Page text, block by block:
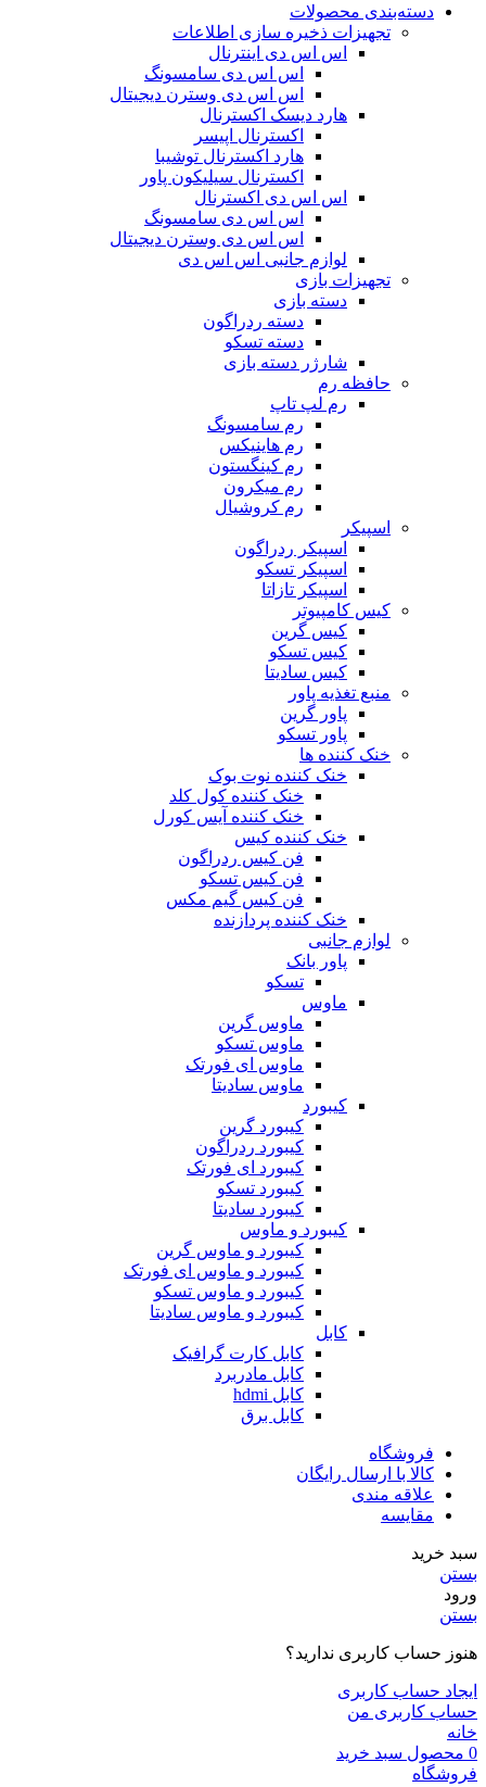
دسته‌بندی محصولات
تجهیزات ذخیره سازی اطلاعات
اس اس دی اینترنال
اس اس دی سامسونگ
اس اس دی وسترن دیجیتال
هارد دیسک اکسترنال
اکسترنال اپیسر
هارد اکسترنال توشیبا
اکسترنال سیلیکون پاور
اس اس دی اکسترنال
اس اس دی سامسونگ
اس اس دی وسترن دیجیتال
لوازم جانبی اس اس دی
تجهیزات بازی
دسته بازی
دسته ردراگون
دسته تسکو
شارژر دسته بازی
حافظه رم
رم لپ تاپ
رم سامسونگ
رم هاینیکس
رم کینگستون
رم میکرون
رم کروشیال
اسپیکر
اسپیکر ردراگون
اسپیکر تسکو
اسپیکر تازاتا
کیس کامپیوتر
کیس گرین
کیس تسکو
کیس سادیتا
منبع تغذیه‌ پاور
پاور گرین
پاور تسکو
خنک کننده ها
خنک کننده نوت بوک
خنک کننده کول کلد
خنک کننده آیس کورل
خنک کننده کیس
فن کیس ردراگون
فن کیس تسکو
فن کیس گیم مکس
خنک کننده پردازنده
لوازم جانبی
پاور بانک
تسکو
ماوس
ماوس گرین
ماوس تسکو
ماوس ای فورتک
ماوس سادیتا
کیبورد
کیبورد گرین
کیبورد ردراگون
کیبورد ای فورتک
کیبورد تسکو
کیبورد سادیتا
کیبورد و ماوس
کیبورد و ماوس گرین
کیبورد و ماوس ای فورتک
کیبورد و ماوس تسکو
کیبورد و ماوس سادیتا
کابل
کابل کارت گرافیک
کابل مادربرد
کابل hdmi
کابل برق
فروشگاه
کالا با ارسال رایگان
علاقه مندی
مقایسه
سبد خرید
بستن
ورود
بستن
هنوز حساب کاربری ندارید؟
ایجاد حساب کاربری
حساب کاربری من
خانه
0 محصول سبد خرید
فروشگاه